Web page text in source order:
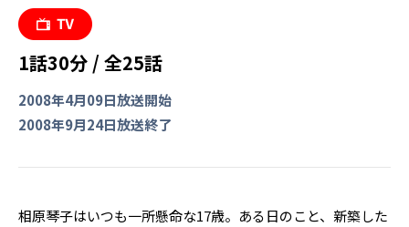
1話30分 / 全25話
2008年4月09日放送開始
2008年9月24日放送終了
相原琴子はいつも一所懸命な17歳。ある日のこと、新築した